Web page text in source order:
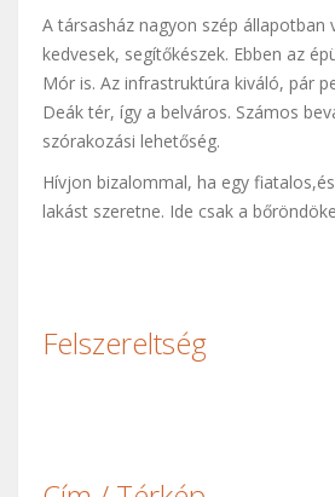
A társasház nagyon szép állapotban
kedvesek, segítőkészek. Ebben az
Mór is. Az infrastruktúra kiváló, pár
Deák tér, így a belváros. Számos
szórakozási lehetőség.
Hívjon bizalommal, ha egy
lakást szeretne. Ide csak a
Felszereltség